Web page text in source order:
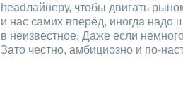
headлайнеру, чтобы двигать
и нас самих вперёд, иногда надо
в неизвестное. Даже если
Зато честно, амбициозно и